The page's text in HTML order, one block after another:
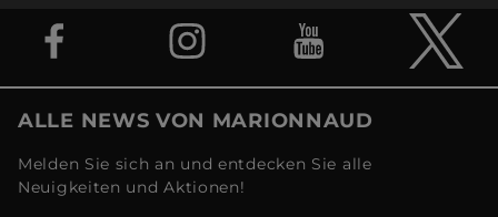
ALLE NEWS VON MARIONNAUD
Melden Sie sich an und entdecken Sie alle
Neuigkeiten und Aktionen!